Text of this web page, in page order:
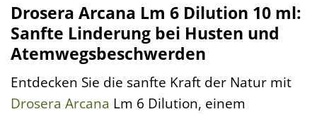
Drosera Arcana Lm 6 Dilution 10 ml:
Sanfte Linderung bei Husten und
Atemwegsbeschwerden
Entdecken Sie die sanfte Kraft der Natur mit
Drosera Arcana Lm 6 Dilution, einem